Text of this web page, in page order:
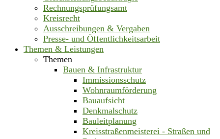
Rechnungsprüfungsamt
Kreisrecht
Ausschreibungen & Vergaben
Presse- und Öffentlichkeitsarbeit
Themen & Leistungen
Themen
Bauen & Infrastruktur
Immissionsschutz
Wohnraumförderung
Bauaufsicht
Denkmalschutz
Bauleitplanung
Kreisstraßenmeisterei - Straßen und